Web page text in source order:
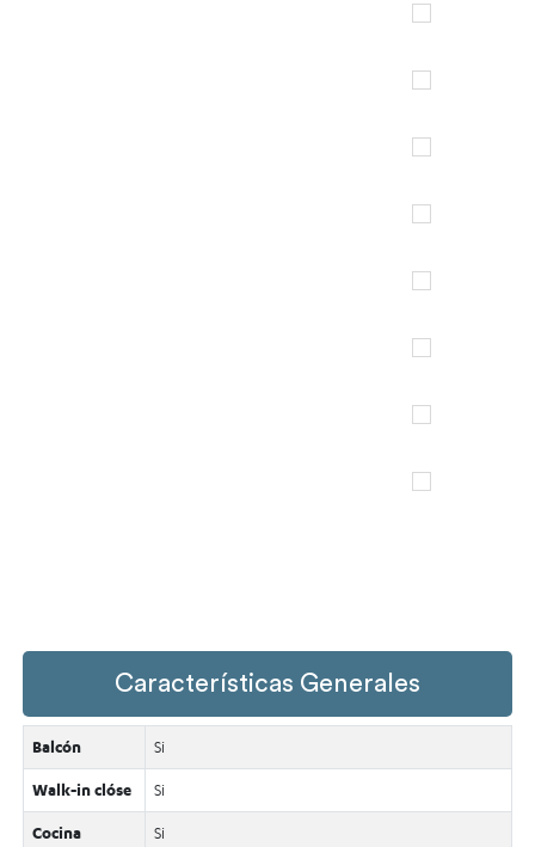
Características Generales
Balcón Si
Walk-in clóse Si
Cocina Si